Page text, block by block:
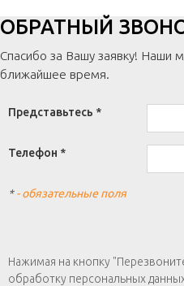
ОБРАТНЫЙ
Спасибо за Вашу заявку! Наши
ближайшее время.
Представьтесь *
Телефон *
*- обязательные поля
Нажимая на кнопку
обработку персональных